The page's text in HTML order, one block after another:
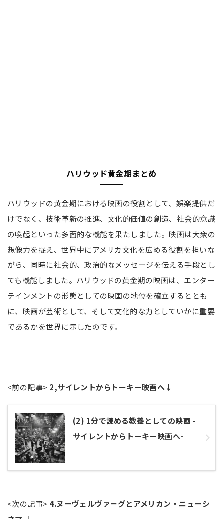
ハリウッド黄金期まとめ
ハリウッドの黄金期における映画の役割として、娯楽提供だ
けでなく、技術革新の推進、文化的価値の創造、社会的意識
の喚起といった多面的な機能を果たしました。映画は大衆の
想像力を捉え、世界中にアメリカ文化を広める役割を担いな
がら、同時に社会的、政治的なメッセージを伝える手段とし
ても機能しました。ハリウッドの黄金期の映画は、エンター
テインメントの形態としての映画の地位を確立するととも
に、映画が芸術として、そして文化的な力としていかに重要
であるかを世界に示したのです。
<前の記事> 2,サイレントからトーキー映画へ↓
(2) 1分で読める教養としての映画 -
サイレントからトーキー映画へ-
<次の記事> 4.ヌーヴェルヴァーグとアメリカン・ニューシ